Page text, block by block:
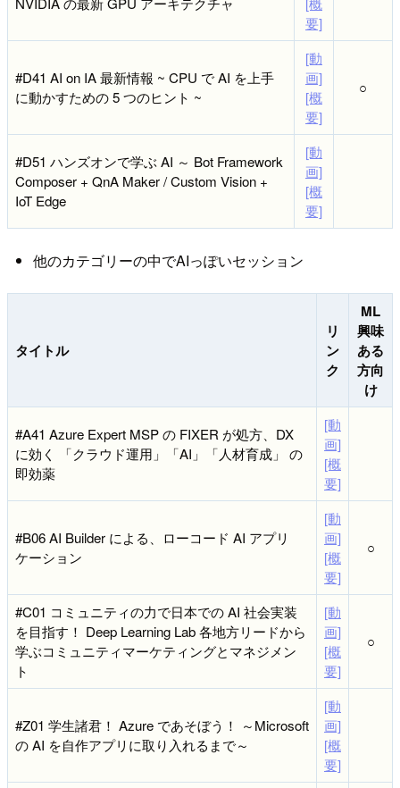
要]
#D41 AI on IA 最新情報 ~ CPU で AI を上手
に動かすための 5 つのヒント ~
[動
画]
[概
要]
○
#D51 ハンズオンで学ぶ AI ～ Bot Framework
Composer + QnA Maker / Custom Vision +
IoT Edge
[動
画]
[概
要]
他のカテゴリーの中でAIっぽいセッション
タイトル
リ
ン
ク
ML
興味
ある
方向
け
#A41 Azure Expert MSP の FIXER が処方、DX
に効く 「クラウド運用」「AI」「人材育成」 の
即効薬
[動
画]
[概
要]
#B06 AI Builder による、ローコード AI アプリ
ケーション
[動
画]
[概
要]
○
#C01 コミュニティの力で日本での AI 社会実装
を目指す！ Deep Learning Lab 各地方リードから
学ぶコミュニティマーケティングとマネジメン
ト
[動
画]
[概
要]
○
#Z01 学生諸君！ Azure であそぼう！ ～Microsoft
の AI を自作アプリに取り入れるまで～
[動
画]
[概
要]